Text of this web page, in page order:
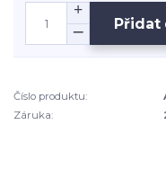
Přidat
Číslo produktu:
Záruka: